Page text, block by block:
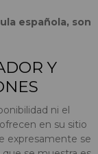
española, son
Y
ni el
en su sitio
expresamente se